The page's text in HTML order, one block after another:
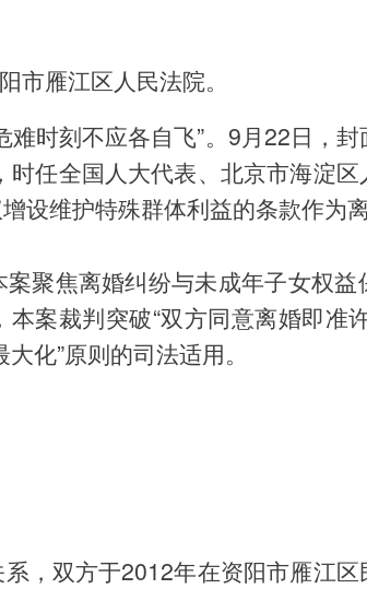
市雁江区人民法院。
时刻不应各自飞”。9月22日，
任全国人大代表、北京市海淀
设维护特殊群体利益的条款作为
聚焦离婚纠纷与未成年子女权
案裁判突破“双方同意离婚即准
化”原则的司法适用。
，双方于2012年在资阳市雁江区